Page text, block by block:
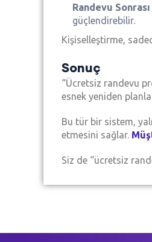
Randevu
güçlendirebilir.
Kişiselleştirme,
Sonuç
“Ücretsiz randevu
esnek yeniden
Bu tür bir sistem,
etmesini sağlar.
Siz de “ücretsiz